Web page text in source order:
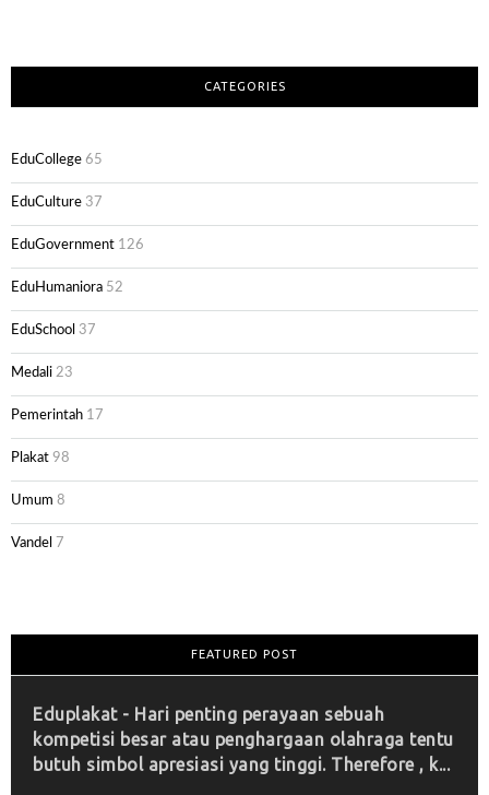
CATEGORIES
EduCollege 65
EduCulture 37
EduGovernment 126
EduHumaniora 52
EduSchool 37
Medali 23
Pemerintah 17
Plakat 98
Umum 8
Vandel 7
FEATURED POST
Eduplakat - Hari penting perayaan sebuah
kompetisi besar atau penghargaan olahraga tentu
butuh simbol apresiasi yang tinggi. Therefore , k...